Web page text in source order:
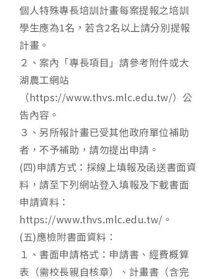
個人特殊專長培訓計畫每案提報之培訓
學生應為1名，若含2名以上請分別提報
計畫。
２、案內「專長項目」請參考附件或大
湖農工網站
（https://www.thvs.mlc.edu.tw/）公
告內容。
３、另所報計畫已受其他政府單位補助
者，不予補助，請勿提出申請。
(四)申請方式：採線上填報及函送書面資
料，請至下列網站登入填報及下載書面
申請資料：
https://www.thvs.mlc.edu.tw/。
(五)應檢附書面資料：
１、書面申請格式：申請書、經費概算
表（需校長親自核章）、計畫書（含完